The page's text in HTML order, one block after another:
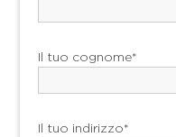
Il tuo cognome*
Il tuo indirizzo*